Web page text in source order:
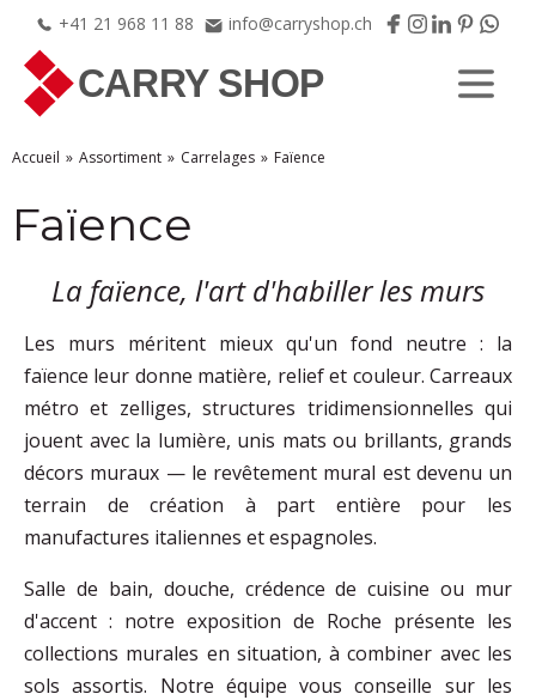
+41 21 968 11 88 info@carryshop.ch
Accueil Assortiment Carrelages Faïence
Faïence
La faïence, l'art d'habiller les murs
Les murs méritent mieux qu'un fond neutre : la
faïence leur donne matière, relief et couleur. Carreaux
métro et zelliges, structures tridimensionnelles qui
jouent avec la lumière, unis mats ou brillants, grands
décors muraux — le revêtement mural est devenu un
terrain de création à part entière pour les
manufactures italiennes et espagnoles.
Salle de bain, douche, crédence de cuisine ou mur
d'accent : notre exposition de Roche présente les
collections murales en situation, à combiner avec les
sols assortis. Notre équipe vous conseille sur les